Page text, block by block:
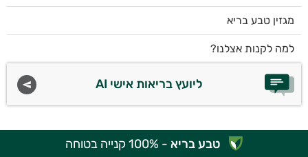
מגזין טבע בריא
למה לקנות אצלנו?
ליועץ בריאות אישי AI
טבע בריא - 100% קנייה בטוחה